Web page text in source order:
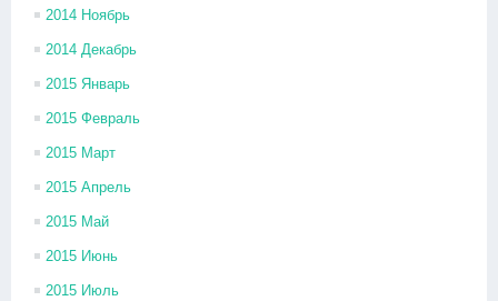
2014 Ноябрь
2014 Декабрь
2015 Январь
2015 Февраль
2015 Март
2015 Апрель
2015 Май
2015 Июнь
2015 Июль